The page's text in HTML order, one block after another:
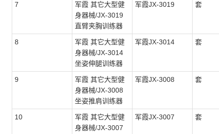
7
军霞 其它大型健
身器械/JX-3019
直臂夹胸训练器
军霞JX-3019 套
8
军霞 其它大型健
身器械/JX-3014
坐姿伸腿训练器
军霞JX-3014 套
9
军霞 其它大型健
身器械/JX-3008
坐姿推肩训练器
军霞JX-3008 套
10
军霞 其它大型健
身器械/JX-3007
军霞JX-3007 套